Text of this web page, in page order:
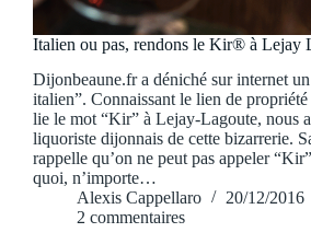
Italien ou pas, rendons le Kir® à Lejay
Dijonbeaune.fr a déniché sur internet
italien”. Connaissant le lien de
lie le mot “Kir” à Lejay-Lagoute, nous
liquoriste dijonnais de cette bizarrerie.
rappelle qu’on ne peut pas appeler
quoi, n’importe…
Alexis Cappellaro
20/12/2016
2 commentaires